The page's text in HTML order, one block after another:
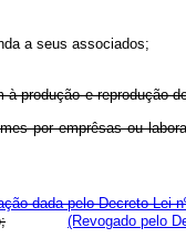
a seus associados;
e reprodução
de filmes por
dada pelo Decreto-Lei
(Revogado pelo